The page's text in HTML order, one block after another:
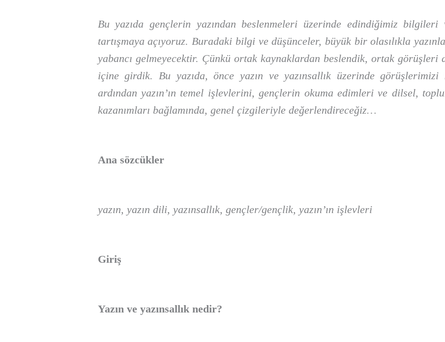
Bu yazıda gençlerin yazından beslenmeleri üzerinde edindiğimiz
tartışmaya açıyoruz. Buradaki bilgi ve düşünceler, büyük bir olasılıkla
yabancı gelmeyecektir. Çünkü ortak kaynaklardan beslendik, ortak
içine girdik. Bu yazıda, önce yazın ve yazınsallık üzerinde görüşlerimizi
ardından yazın’ın temel işlevlerini, gençlerin okuma edimleri ve dilsel,
kazanımları bağlamında, genel çizgileriyle değerlendireceğiz…
Ana sözcükler
yazın, yazın dili, yazınsallık, gençler/gençlik, yazın’ın işlevleri
Giriş
Yazın ve yazınsallık nedir?